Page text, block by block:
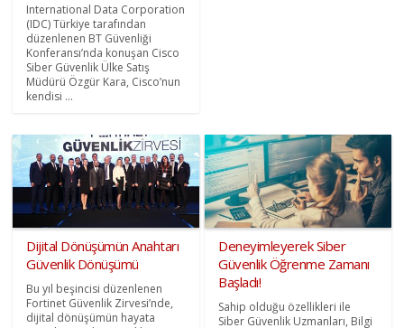
International Data Corporation
(IDC) Türkiye tarafından
düzenlenen BT Güvenliği
Konferansı’nda konuşan Cisco
Siber Güvenlik Ülke Satış
Müdürü Özgür Kara, Cisco’nun
kendisi ...
Dijital Dönüşümün Anahtarı
Güvenlik Dönüşümü
Bu yıl beşincisi düzenlenen
Fortinet Güvenlik Zirvesi’nde,
dijital dönüşümün hayata
Deneyimleyerek Siber
Güvenlik Öğrenme Zamanı
Başladı!
Sahip olduğu özellikleri ile
Siber Güvenlik Uzmanları, Bilgi